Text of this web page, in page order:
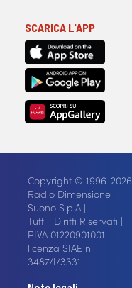
SCARICA L'APP
Copyright © 1996-2026
Radio Dimensione
Suono S.p.A |
Tutti i Diritti Riservati |
P.IVA 01220901001 |
licenza SIAE n.
3487/I/3331